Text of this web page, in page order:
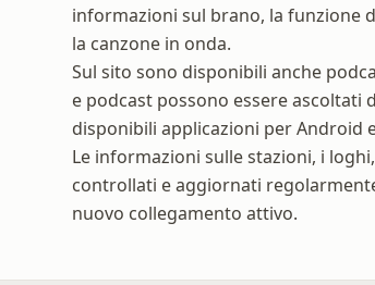
informazioni sul brano, la funzione
la canzone in onda.
Sul sito sono disponibili anche
e podcast possono essere
disponibili applicazioni per Android
Le informazioni sulle stazioni, i
controllati e aggiornati
nuovo collegamento attivo.